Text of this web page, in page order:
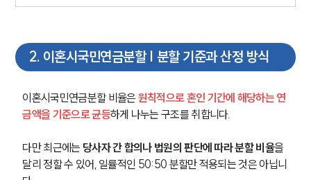
2. 이혼시국민연금분할 | 분할 기준과 산정 방식
이혼시국민연금분할 비율은 원칙적으로 혼인 기간에 해당하는 연
금액을 기준으로 균등하게 나누는 구조를 취합니다.
다만 최근에는 당사자 간 합의나 법원의 판단에 따라 분할 비율을
달리 정할 수 있어, 일률적인 50:50 분할만 적용되는 것은 아닙니